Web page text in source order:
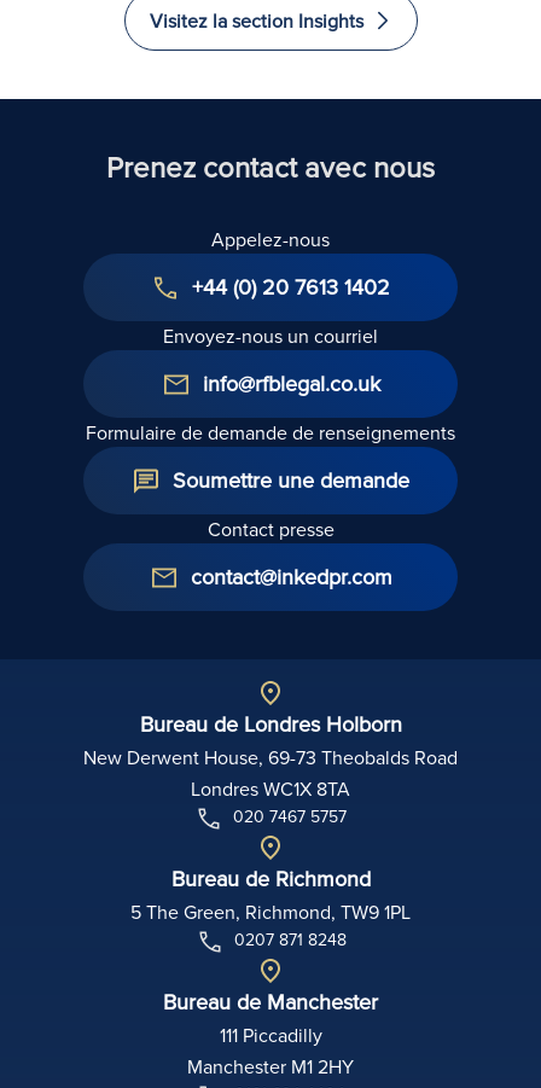
Visitez la section Insights
Prenez contact avec nous
Appelez-nous
+44 (0) 20 7613 1402
Envoyez-nous un courriel
info@rfblegal.co.uk
Formulaire de demande de renseignements
Soumettre une demande
Contact presse
contact@inkedpr.com
Bureau de Londres Holborn
New Derwent House, 69-73 Theobalds Road
Londres WC1X 8TA
020 7467 5757
Bureau de Richmond
5 The Green, Richmond, TW9 1PL
0207 871 8248
Bureau de Manchester
111 Piccadilly
Manchester M1 2HY